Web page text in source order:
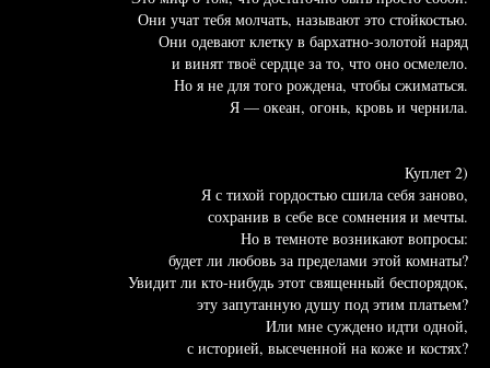
Они учат тебя молчать, называют это стойкостью.
Они одевают клетку в бархатно-золотой наряд
и винят твоё сердце за то, что оно осмелело.
Но я не для того рождена, чтобы сжиматься.
Я — океан, огонь, кровь и чернила.
Куплет 2)
Я с тихой гордостью сшила себя заново,
сохранив в себе все сомнения и мечты.
Но в темноте возникают вопросы:
будет ли любовь за пределами этой комнаты?
Увидит ли кто-нибудь этот священный беспорядок,
эту запутанную душу под этим платьем?
Или мне суждено идти одной,
с историей, высеченной на коже и костях?